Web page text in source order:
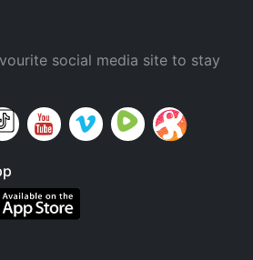
social media site to stay